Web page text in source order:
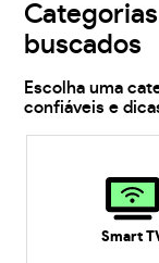
buscados
Escolha uma
confiáveis e
Smart